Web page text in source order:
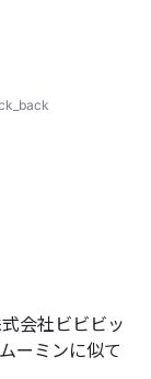
会社ビビビッ
ーミンに似て